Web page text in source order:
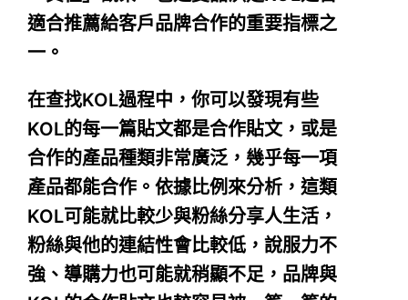
適合推薦給客戶品牌合作的重要指標之
一。
在查找KOL過程中，你可以發現有些
KOL的每一篇貼文都是合作貼文，或是
合作的產品種類非常廣泛，幾乎每一項
產品都能合作。依據比例來分析，這類
KOL可能就比較少與粉絲分享人生活，
粉絲與他的連結性會比較低，說服力不
強、導購力也可能就稍顯不足，品牌與